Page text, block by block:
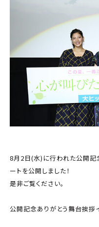
8月2日(水)に行われた公開記
ートを公開しました！
是非ご覧ください。
公開記念ありがとう舞台挨拶